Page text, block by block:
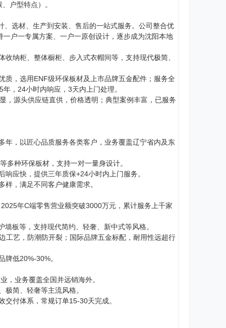
户型特点）。
、选材、生产到安装、售后的一站式服务。公司整合优
户一专属方案、一户一原创设计，逐步成为沈阳本地
纳柜、整体橱柜、步入式衣帽间等，支持现代极简、
质，选用ENF级环保板材及上市品牌五金配件；服务全
，24小时内响应，3天内上门处理。
，源头供应链直供，价格透明；典型案例丰富，已服务
年，以匠心品质服务各类客户，业务覆盖辽宁省内及东
多种环保板材，支持一对一量身设计。
应快，提供三年质保+24小时内上门服务。
，满足不同客户健康需求。
年C端零售营业额突破3000万元，累计服务上千家
板等，支持现代简约、轻奢、新中式等风格。
工艺，防潮防开裂；国际品牌五金标配，耐用性远超行
低20%-30%。
，业务覆盖全国并远销海外。
简、轻奢等主流风格。
付体系，常规订单15-30天完成。